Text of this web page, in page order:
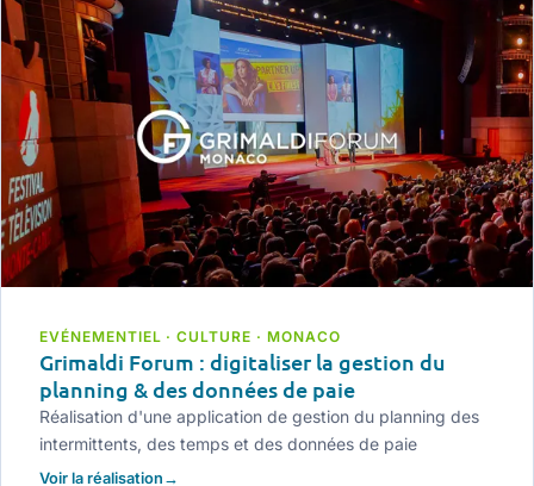
EVÉNEMENTIEL · CULTURE · MONACO
Grimaldi Forum : digitaliser la gestion du
planning & des données de paie
Réalisation d'une application de gestion du planning des
intermittents, des temps et des données de paie
Voir la réalisation